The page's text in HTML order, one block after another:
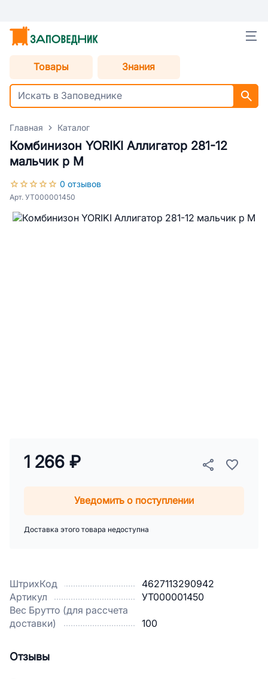
Товары Знания
Главная Каталог
Комбинизон YORIKI Аллигатор 281-12
мальчик р М
0 отзывов
Арт. УТ000001450
ШтрихКод
4627113290942
Артикул
УТ000001450
Вес Брутто (для рассчета
доставки)
100
1 266 ₽
Уведомить о поступлении
Доставка этого товара недоступна
Отзывы